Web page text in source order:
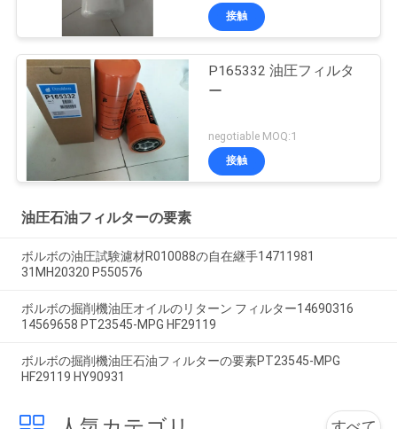
接触
P165332 油圧フィルタ
ー
negotiable MOQ:1
接触
油圧石油フィルターの要素
ボルボの油圧試験濾材R010088の自在継手14711981
31MH20320 P550576
ボルボの掘削機油圧オイルのリターン フィルター14690316
14569658 PT23545-MPG HF29119
ボルボの掘削機油圧石油フィルターの要素PT23545-MPG
HF29119 HY90931